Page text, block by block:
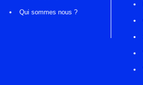
Qui sommes nous ?